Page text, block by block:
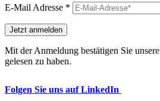
E-Mail Adresse *
Mit der Anmeldung bestätigen Sie unsere
gelesen zu haben.
Folgen Sie uns auf LinkedIn